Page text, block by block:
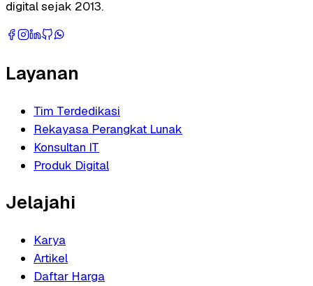
digital sejak 2013.
Layanan
Tim Terdedikasi
Rekayasa Perangkat Lunak
Konsultan IT
Produk Digital
Jelajahi
Karya
Artikel
Daftar Harga